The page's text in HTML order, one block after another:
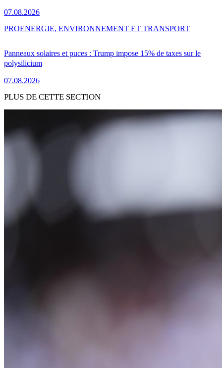
07.08.2026
Panneaux solaires et puces : Trump impose 15% de taxes sur le
polysilicium
07.08.2026
PROENERGIE, ENVIRONNEMENT ET TRANSPORT
PLUS DE CETTE SECTION